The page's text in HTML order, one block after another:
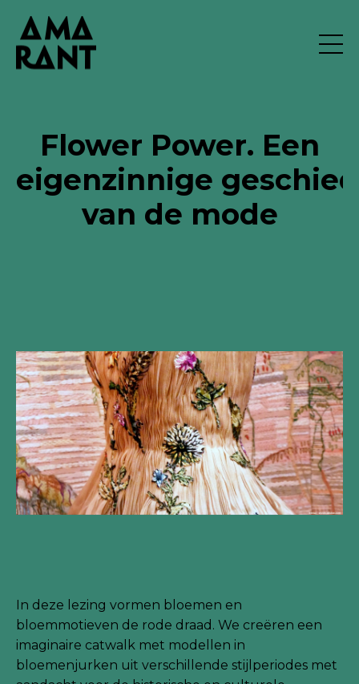
Flower Power. Een
eigenzinnige
van de mode
In deze lezing vormen bloemen en
bloemmotieven de rode draad. We creëren een
imaginaire catwalk met modellen in
bloemenjurken uit verschillende stijlperiodes met